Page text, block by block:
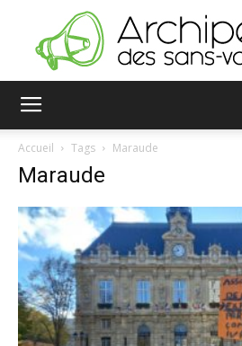
sans-
Accueil Tags Maraude
Maraude